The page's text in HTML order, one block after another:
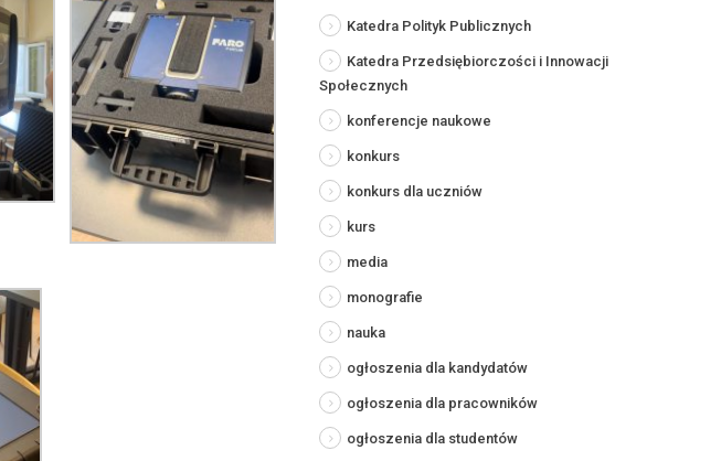
Katedra Polityk Publicznych
Katedra Przedsiębiorczości i Innowacji
Społecznych
konferencje naukowe
konkurs
konkurs dla uczniów
kurs
media
monografie
nauka
ogłoszenia dla kandydatów
ogłoszenia dla pracowników
ogłoszenia dla studentów